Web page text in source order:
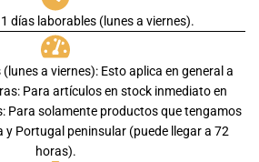
días laborables (lunes a viernes).
a viernes): Esto aplica en general a
Para artículos en stock inmediato en
Para solamente productos que tengamos
y Portugal peninsular (puede llegar a 72
horas).